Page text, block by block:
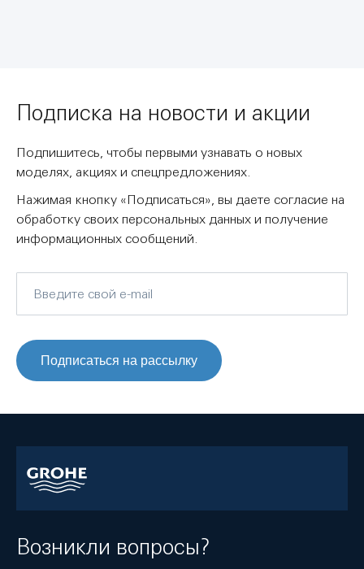
Подписка на новости и акции
Подпишитесь, чтобы первыми узнавать о новых
моделях, акциях и спецпредложениях.
Нажимая кнопку «Подписаться», вы даете согласие на
обработку своих персональных данных и получение
информационных сообщений.
Подписаться на рассылку
Возникли вопросы?